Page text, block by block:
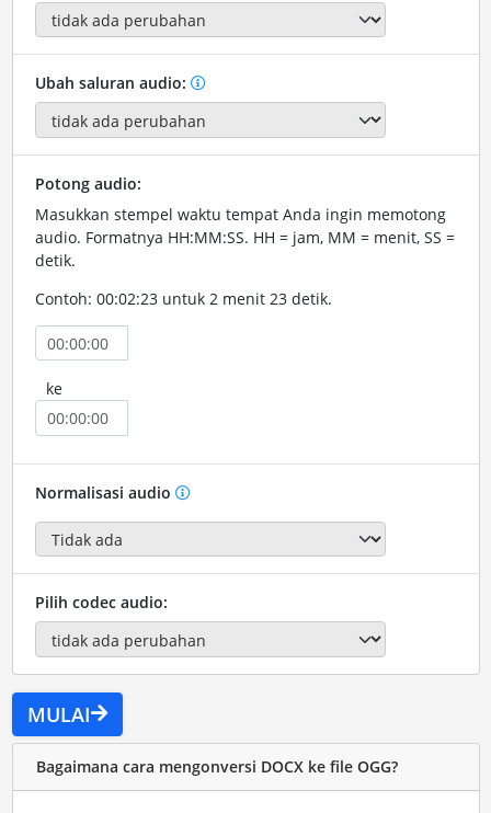
Ubah saluran audio:
Potong audio:
Masukkan stempel waktu tempat Anda ingin memotong
audio. Formatnya HH:MM:SS. HH = jam, MM = menit, SS =
detik.
Contoh: 00:02:23 untuk 2 menit 23 detik.
ke
Normalisasi audio
Pilih codec audio:
MULAI
Bagaimana cara mengonversi DOCX ke file OGG?